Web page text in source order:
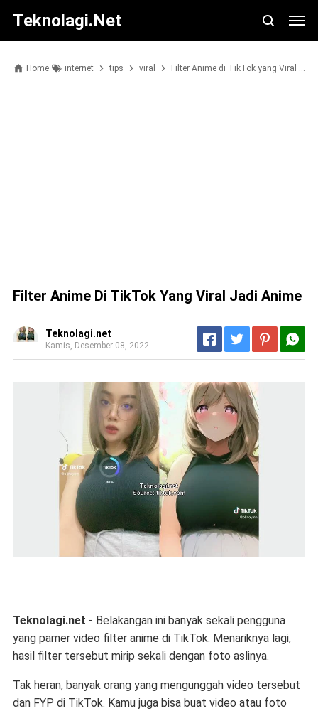
Teknolagi.net
Home internet tips viral Filter Anime di TikTok yang Viral Jadi Anime
Filter Anime Di TikTok Yang Viral Jadi Anime
Teknolagi.net
Kamis, Desember 08, 2022
Teknolagi.net - Belakangan ini banyak sekali pengguna
yang pamer video filter anime di TikTok. Menariknya lagi,
hasil filter tersebut mirip sekali dengan foto aslinya.
Tak heran, banyak orang yang mengunggah video tersebut
dan FYP di TikTok. Kamu juga bisa buat video atau foto